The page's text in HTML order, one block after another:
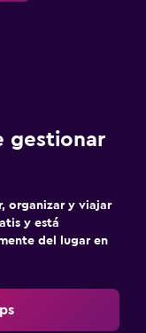
gestionar
organizar y viajar
y está
del lugar en